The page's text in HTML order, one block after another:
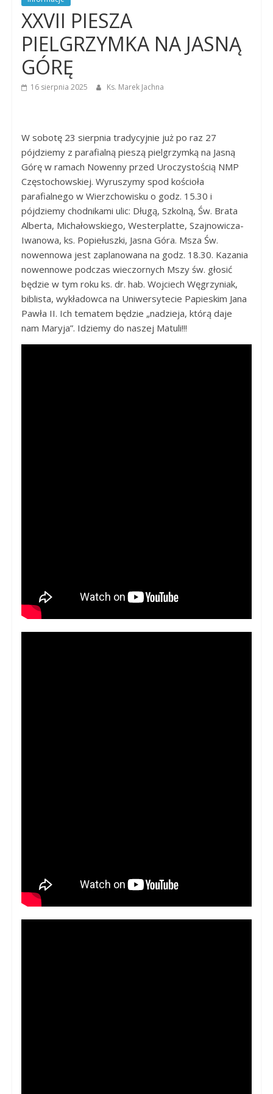
Dobrego
Pasterza
XXVII PIESZA
PIELGRZYMKA NA JASNĄ
GÓRĘ
16 sierpnia 2025 Ks. Marek Jachna
W sobotę 23 sierpnia tradycyjnie już po raz 27
pójdziemy z parafialną pieszą pielgrzymką na Jasną
Górę w ramach Nowenny przed Uroczystością NMP
Częstochowskiej. Wyruszymy spod kościoła
parafialnego w Wierzchowisku o godz. 15.30 i
pójdziemy chodnikami ulic: Długą, Szkolną, Św. Brata
Alberta, Michałowskiego, Westerplatte, Szajnowicza-
Iwanowa, ks. Popiełuszki, Jasna Góra. Msza Św.
nowennowa jest zaplanowana na godz. 18.30. Kazania
nowennowe podczas wieczornych Mszy św. głosić
będzie w tym roku ks. dr. hab. Wojciech Węgrzyniak,
biblista, wykładowca na Uniwersytecie Papieskim Jana
Pawła II. Ich tematem będzie „nadzieja, którą daje
nam Maryja”. Idziemy do naszej Matuli!!!